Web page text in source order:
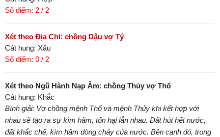
Số điểm: 2 / 2
Xét theo Địa Chi: chồng Dậu vợ Tý
Cát hung: Xấu
Số điểm: 0 / 2
Xét theo Ngũ Hành Nạp Âm: chồng Thủy vợ Thổ
Cát hung: Khắc
Bình giải: Vợ chồng mệnh Thổ và mệnh Thủy khi kết hợp với
nhau sẽ tạo ra sự kìm hãm, tổn hại lẫn nhau. Đất hút hết nước,
đất khắc chế, kìm hãm dòng chảy của nước. Bên cạnh đó, trong